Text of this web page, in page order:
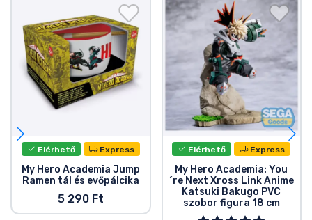
Elérhető Express
My Hero Academia Jump
Ramen tál és evőpálcika
5 290 Ft
Elérhető Express
My Hero Academia: You
´re Next Xross Link Anime
Katsuki Bakugo PVC
szobor figura 18 cm